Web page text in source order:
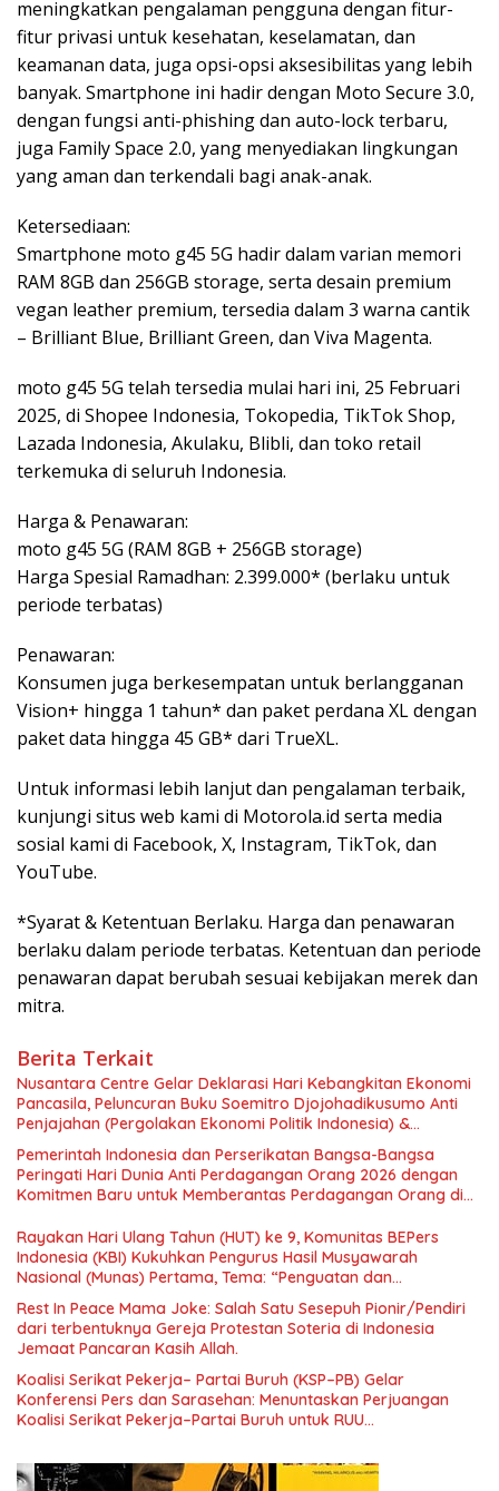
meningkatkan pengalaman pengguna dengan fitur-
fitur privasi untuk kesehatan, keselamatan, dan
keamanan data, juga opsi-opsi aksesibilitas yang lebih
banyak. Smartphone ini hadir dengan Moto Secure 3.0,
dengan fungsi anti-phishing dan auto-lock terbaru,
juga Family Space 2.0, yang menyediakan lingkungan
yang aman dan terkendali bagi anak-anak.
Ketersediaan:
Smartphone moto g45 5G hadir dalam varian memori
RAM 8GB dan 256GB storage, serta desain premium
vegan leather premium, tersedia dalam 3 warna cantik
– Brilliant Blue, Brilliant Green, dan Viva Magenta.
moto g45 5G telah tersedia mulai hari ini, 25 Februari
2025, di Shopee Indonesia, Tokopedia, TikTok Shop,
Lazada Indonesia, Akulaku, Blibli, dan toko retail
terkemuka di seluruh Indonesia.
Harga & Penawaran:
moto g45 5G (RAM 8GB + 256GB storage)
Harga Spesial Ramadhan: 2.399.000* (berlaku untuk
periode terbatas)
Penawaran:
Konsumen juga berkesempatan untuk berlangganan
Vision+ hingga 1 tahun* dan paket perdana XL dengan
paket data hingga 45 GB* dari TrueXL.
Untuk informasi lebih lanjut dan pengalaman terbaik,
kunjungi situs web kami di Motorola.id serta media
sosial kami di Facebook, X, Instagram, TikTok, dan
YouTube.
*Syarat & Ketentuan Berlaku. Harga dan penawaran
berlaku dalam periode terbatas. Ketentuan dan periode
penawaran dapat berubah sesuai kebijakan merek dan
mitra.
Berita Terkait
Nusantara Centre Gelar Deklarasi Hari Kebangkitan Ekonomi
Pancasila, Peluncuran Buku Soemitro Djojohadikusumo Anti
Penjajahan (Pergolakan Ekonomi Politik Indonesia) &
Simposium Nasional “Urgensi Undang-Undang Perekonomian
Nasional dan Kesejahteraan Sosial dalam Menata Bangsa
Menuju Indonesia Emas 2045”,
Pemerintah Indonesia dan Perserikatan Bangsa-Bangsa
Peringati Hari Dunia Anti Perdagangan Orang 2026 dengan
Komitmen Baru untuk Memberantas Perdagangan Orang di
Rayakan Hari Ulang Tahun (HUT) ke 9, Komunitas BEPers
Indonesia (KBI) Kukuhkan Pengurus Hasil Musyawarah
Nasional (Munas) Pertama, Tema: “Penguatan dan
Pengembangan Organisasi KBI yang Berbasis Riset di seluruh
Indonesia dan Mancanegara”.
Rest In Peace Mama Joke: Salah Satu Sesepuh Pionir/Pendiri
dari terbentuknya Gereja Protestan Soteria di Indonesia
Jemaat Pancaran Kasih Allah.
Koalisi Serikat Pekerja– Partai Buruh (KSP–PB) Gelar
Konferensi Pers dan Sarasehan: Menuntaskan Perjuangan
Koalisi Serikat Pekerja–Partai Buruh untuk RUU